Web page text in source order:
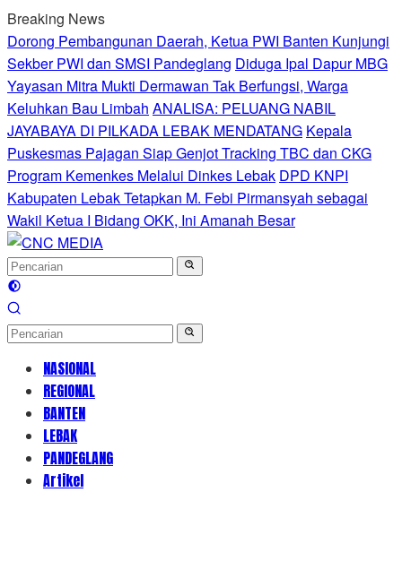
Langsung
ke
konten
Breaking News
Dorong Pembangunan Daerah, Ketua PWI Banten Kunjungi
Sekber PWI dan SMSI Pandeglang Diduga Ipal Dapur MBG
Yayasan Mitra Mukti Dermawan Tak Berfungsi, Warga
Keluhkan Bau Limbah ANALISA: PELUANG NABIL
JAYABAYA DI PILKADA LEBAK MENDATANG Kepala
Puskesmas Pajagan Siap Genjot Tracking TBC dan CKG
Program Kemenkes Melalui Dinkes Lebak DPD KNPI
Kabupaten Lebak Tetapkan M. Febi Pirmansyah sebagai
Wakil Ketua I Bidang OKK, Ini Amanah Besar
NASIONAL
REGIONAL
BANTEN
LEBAK
PANDEGLANG
Artikel